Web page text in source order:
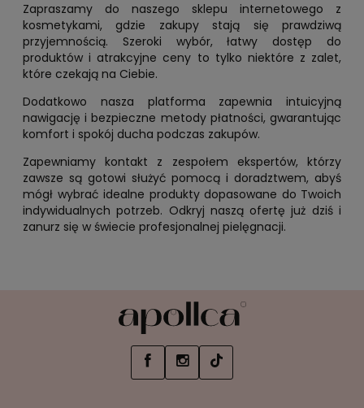
Zapraszamy do naszego sklepu internetowego z
kosmetykami, gdzie zakupy stają się prawdziwą
przyjemnością. Szeroki wybór, łatwy dostęp do
produktów i atrakcyjne ceny to tylko niektóre z zalet,
które czekają na Ciebie.
Dodatkowo nasza platforma zapewnia intuicyjną
nawigację i bezpieczne metody płatności, gwarantując
komfort i spokój ducha podczas zakupów.
Zapewniamy kontakt z zespołem ekspertów, którzy
zawsze są gotowi służyć pomocą i doradztwem, abyś
mógł wybrać idealne produkty dopasowane do Twoich
indywidualnych potrzeb. Odkryj naszą ofertę już dziś i
zanurz się w świecie profesjonalnej pielęgnacji.